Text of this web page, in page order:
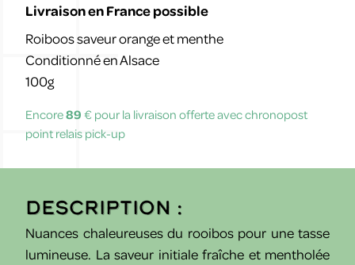
Livraison en France possible
Roiboos saveur orange et menthe
Conditionné en Alsace
100g
Encore89 € pour la livraison offerte avec chronopost
point relais pick-up
Description :
Nuances chaleureuses du rooibos pour une tasse
lumineuse. La saveur initiale fraîche et mentholée